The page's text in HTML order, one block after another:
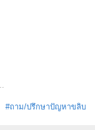
#ถาม/ปรึกษาปัญหาขลิบ